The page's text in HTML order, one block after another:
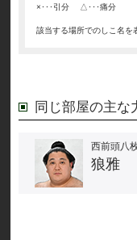
×･･･引分
△･･･痛分
該当する場所でのしこ名を
同じ部屋の主な
西前頭八
狼雅